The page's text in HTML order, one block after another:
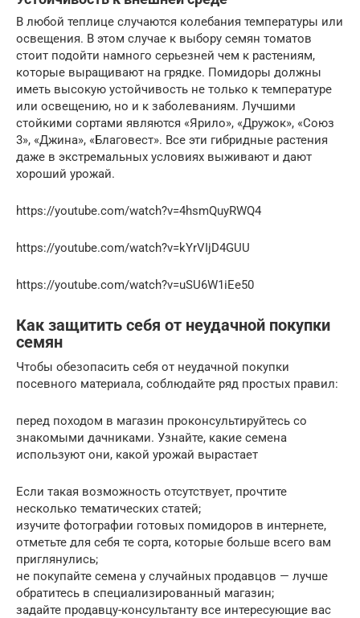
В любой теплице случаются колебания температуры или
освещения. В этом случае к выбору семян томатов
стоит подойти намного серьезней чем к растениям,
которые выращивают на грядке. Помидоры должны
иметь высокую устойчивость не только к температуре
или освещению, но и к заболеваниям. Лучшими
стойкими сортами являются «Ярило», «Дружок», «Союз
3», «Джина», «Благовест». Все эти гибридные растения
даже в экстремальных условиях выживают и дают
хороший урожай.
https://youtube.com/watch?v=4hsmQuyRWQ4
https://youtube.com/watch?v=kYrVIjD4GUU
https://youtube.com/watch?v=uSU6W1iEe50
Как защитить себя от неудачной покупки
семян
Чтобы обезопасить себя от неудачной покупки
посевного материала, соблюдайте ряд простых правил:
перед походом в магазин проконсультируйтесь со
знакомыми дачниками. Узнайте, какие семена
используют они, какой урожай вырастает
Если такая возможность отсутствует, прочтите
несколько тематических статей;
изучите фотографии готовых помидоров в интернете,
отметьте для себя те сорта, которые больше всего вам
приглянулись;
не покупайте семена у случайных продавцов — лучше
обратитесь в специализированный магазин;
задайте продавцу-консультанту все интересующие вас